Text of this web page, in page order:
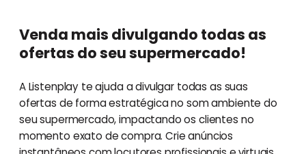
Venda mais divulgando todas as
ofertas do seu supermercado!
A Listenplay te ajuda a divulgar todas as suas
ofertas de forma estratégica no som ambiente do
seu supermercado, impactando os clientes no
momento exato de compra. Crie anúncios